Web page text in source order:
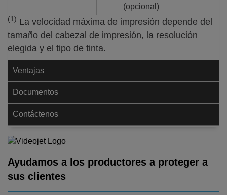
(opcional)
(1) La velocidad máxima de impresión depende del
tamaño del cabezal de impresión, la resolución
elegida y el tipo de tinta.
Ventajas
Documentos
Contáctenos
Ayudamos a los productores a proteger a
sus clientes